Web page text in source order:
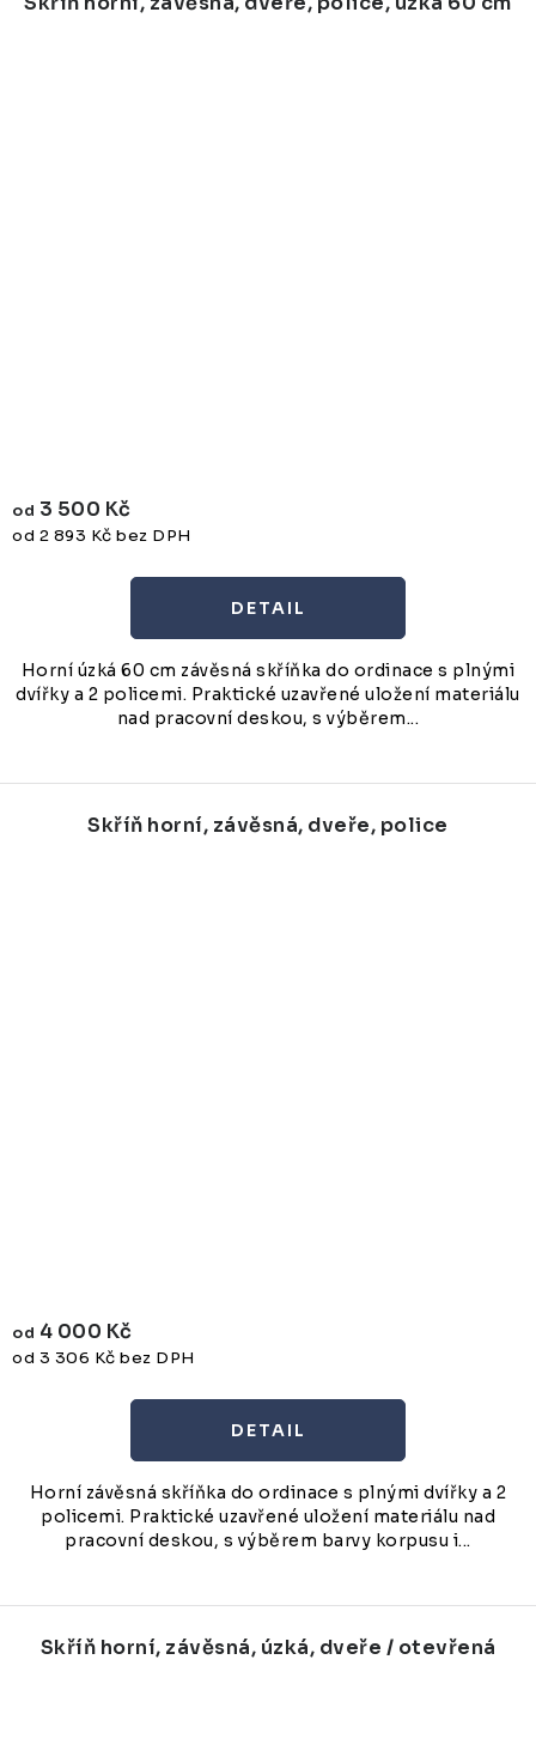
od 2 893 Kč bez DPH
od 3 500 Kč
Horní úzká 60 cm závěsná skříňka do ordinace s plnými
dvířky a 2 policemi. Praktické uzavřené uložení materiálu
nad pracovní deskou, s výběrem...
Skříň horní, závěsná, dveře, police
od 3 306 Kč bez DPH
od 4 000 Kč
Horní závěsná skříňka do ordinace s plnými dvířky a 2
policemi. Praktické uzavřené uložení materiálu nad
pracovní deskou, s výběrem barvy korpusu i...
Skříň horní, závěsná, úzká, dveře / otevřená